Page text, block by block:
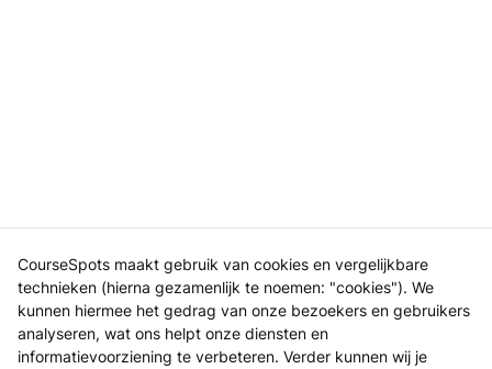
CourseSpots maakt gebruik van cookies en vergelijkbare
technieken (hierna gezamenlijk te noemen: "cookies"). We
kunnen hiermee het gedrag van onze bezoekers en gebruikers
analyseren, wat ons helpt onze diensten en
informatievoorziening te verbeteren. Verder kunnen wij je